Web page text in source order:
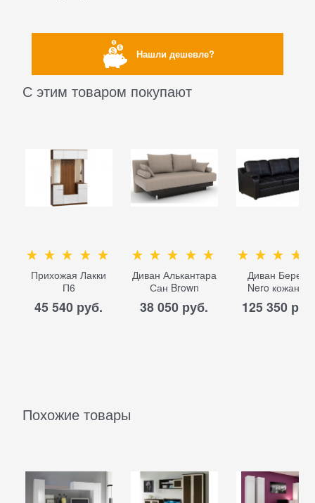
Нашли дешевле?
С этим товаром покупают
Прихожая Лакки
П6
45 540 руб.
Диван Алькантара
Сан Brown
38 050 руб.
Диван Берета
Nero кожаный
125 350
Похожие товары